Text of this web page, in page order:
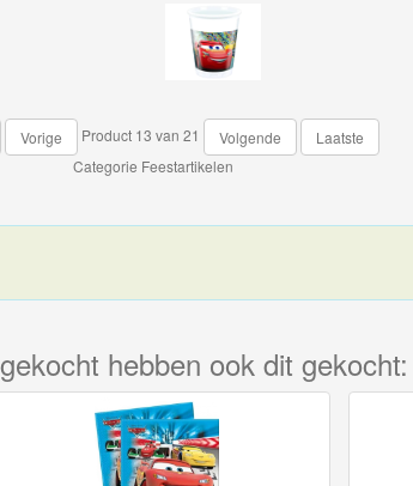
Vorige Product 13 van 21 Volgende
Laatste
Categorie Feestartikelen
hebben ook dit gekocht: